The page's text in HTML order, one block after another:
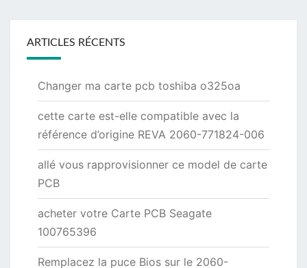
ARTICLES RÉCENTS
Changer ma carte pcb toshiba o325oa
cette carte est-elle compatible avec la
référence d’origine REVA 2060-771824-006
allé vous rapprovisionner ce model de carte
PCB
acheter votre Carte PCB Seagate
100765396
Remplacez la puce Bios sur le 2060-